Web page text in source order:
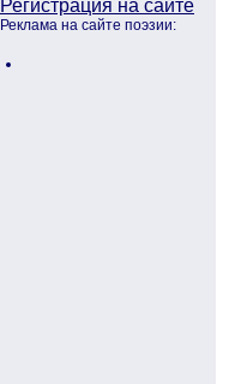
Регистрация на сайте
Реклама на сайте поэзии: